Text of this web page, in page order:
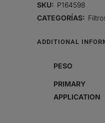
CARTUCHO
SKU: P164598
CATEGORÍAS:
ADDITIONAL
PESO
PRIMARY
APPLICATION